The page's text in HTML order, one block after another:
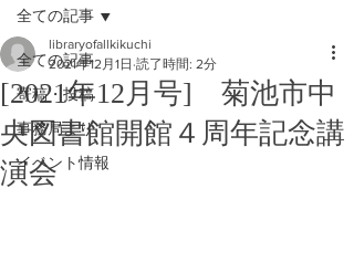
全ての記事
寄稿・投稿
事務局より
イベント情報
全ての記事
[2021年12月号] 菊池市中
央図書館開館４周年記念講
演会
libraryofallkikuchi
2021年12月1日 読了時間: 2分